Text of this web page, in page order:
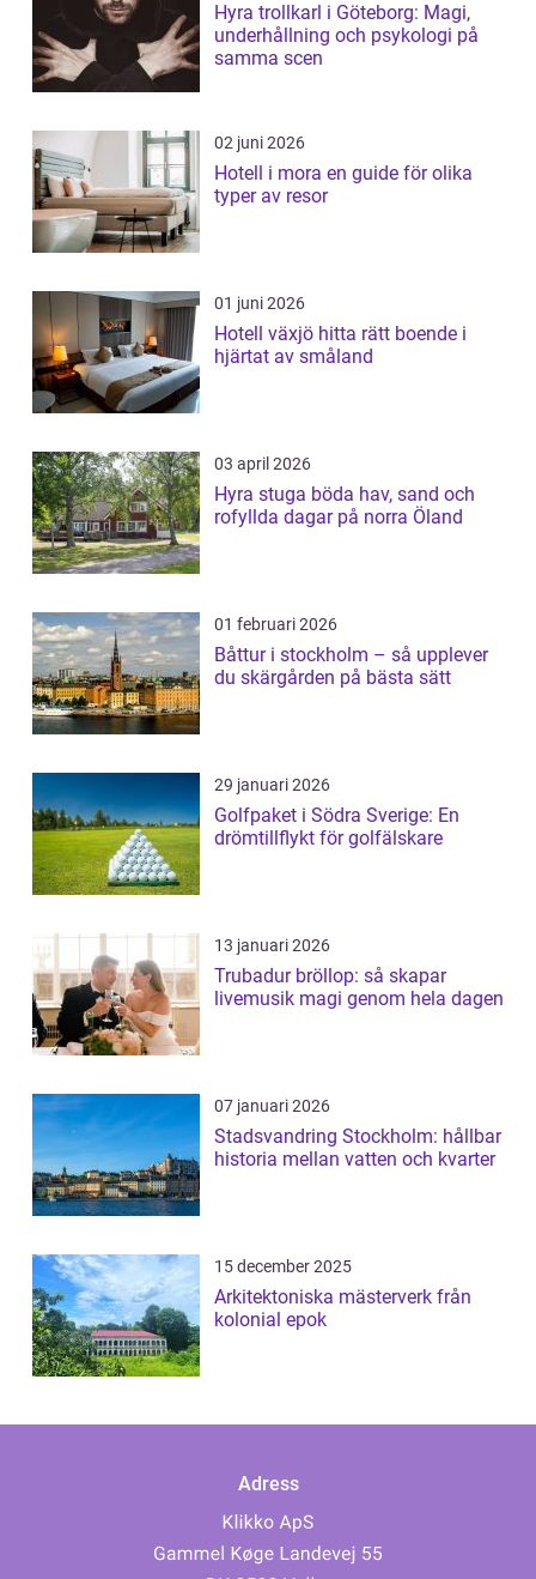
Hyra trollkarl i Göteborg: Magi,
underhållning och psykologi på
samma scen
02 juni 2026
Hotell i mora en guide för olika
typer av resor
01 juni 2026
Hotell växjö hitta rätt boende i
hjärtat av småland
03 april 2026
Hyra stuga böda hav, sand och
rofyllda dagar på norra Öland
01 februari 2026
Båttur i stockholm – så upplever
du skärgården på bästa sätt
29 januari 2026
Golfpaket i Södra Sverige: En
drömtillflykt för golfälskare
13 januari 2026
Trubadur bröllop: så skapar
livemusik magi genom hela dagen
07 januari 2026
Stadsvandring Stockholm: hållbar
historia mellan vatten och kvarter
15 december 2025
Arkitektoniska mästerverk från
kolonial epok
Adress